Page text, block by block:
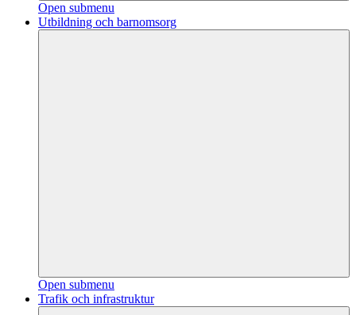
Open submenu
Utbildning och barnomsorg
Open submenu
Trafik och infrastruktur